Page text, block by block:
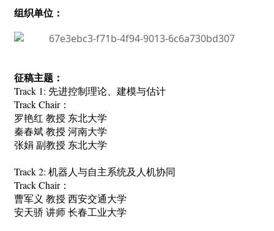
组织单位：
征稿主题：
Track 1: 先进控制理论、建模与估计
Track Chair：
罗艳红 教授 东北大学
秦春斌 教授 河南大学
张娟 副教授 东北大学
Track 2: 机器人与自主系统及人机协同
Track Chair：
曹军义 教授 西安交通大学
安天骄 讲师 长春工业大学